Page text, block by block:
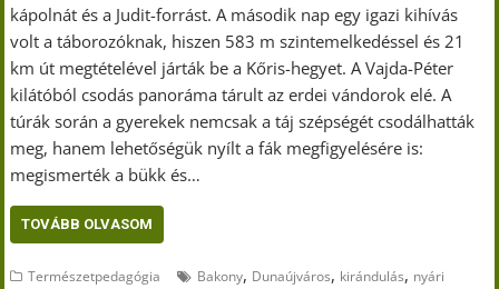
kápolnát és a Judit-forrást. A második nap egy igazi kihívás
volt a táborozóknak, hiszen 583 m szintemelkedéssel és 21
km út megtételével járták be a Kőris-hegyet. A Vajda-Péter
kilátóból csodás panoráma tárult az erdei vándorok elé. A
túrák során a gyerekek nemcsak a táj szépségét csodálhatták
meg, hanem lehetőségük nyílt a fák megfigyelésére is:
megismerték a bükk és…
TOVÁBB OLVASOM
Természetpedagógia Bakony, Dunaújváros, kirándulás, nyári